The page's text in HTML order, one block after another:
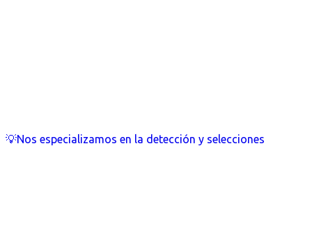
💡Nos especializamos en la detección y selecciones